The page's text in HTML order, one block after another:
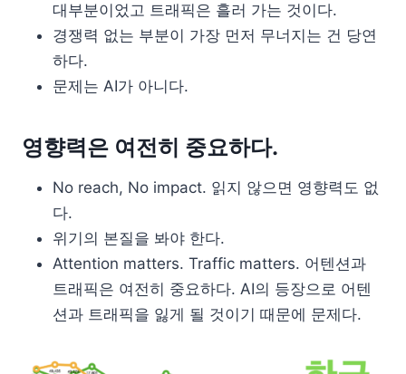
대부분이었고 트래픽은 흘러 가는 것이다.
경쟁력 없는 부분이 가장 먼저 무너지는 건 당연
하다.
문제는 AI가 아니다.
영향력은 여전히 중요하다.
No reach, No impact. 읽지 않으면 영향력도 없
다.
위기의 본질을 봐야 한다.
Attention matters. Traffic matters. 어텐션과
트래픽은 여전히 중요하다. AI의 등장으로 어텐
션과 트래픽을 잃게 될 것이기 때문에 문제다.